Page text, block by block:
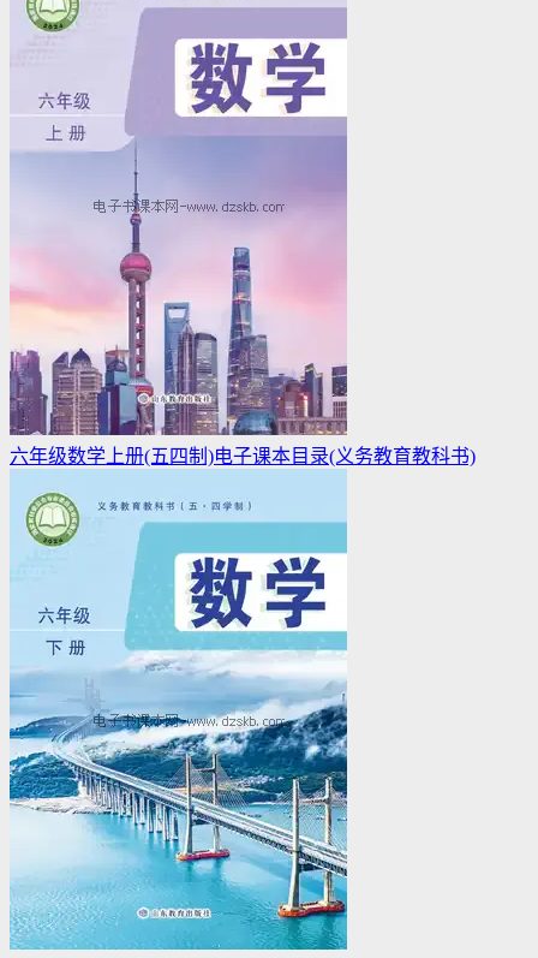
六年级数学上册(五四制)电子课本目录(义务教育教科书)